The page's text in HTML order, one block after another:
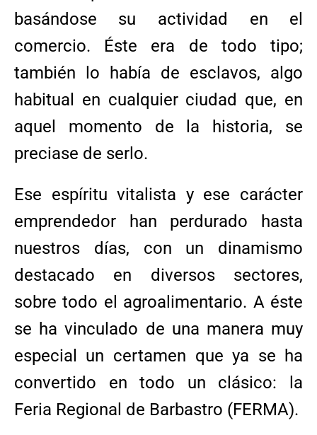
basándose su actividad en el
comercio. Éste era de todo tipo;
también lo había de esclavos, algo
habitual en cualquier ciudad que, en
aquel momento de la historia, se
preciase de serlo.
Ese espíritu vitalista y ese carácter
emprendedor han perdurado hasta
nuestros días, con un dinamismo
destacado en diversos sectores,
sobre todo el agroalimentario. A éste
se ha vinculado de una manera muy
especial un certamen que ya se ha
convertido en todo un clásico: la
Feria Regional de Barbastro (FERMA).